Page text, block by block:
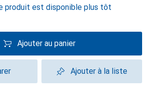
produit est disponible plus tôt
Ajouter au panier
Ajouter à la liste